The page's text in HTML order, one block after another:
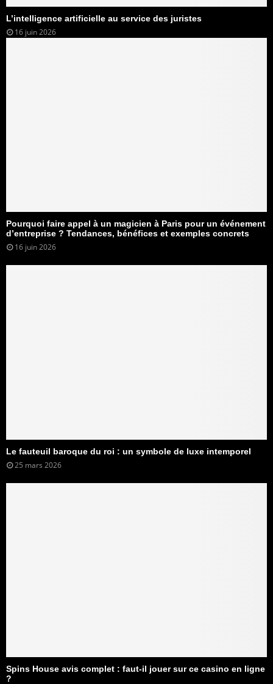
L’intelligence artificielle au service des juristes
16 juin 2026
Pourquoi faire appel à un magicien à Paris pour un événement
d’entreprise ? Tendances, bénéfices et exemples concrets
16 juin 2026
Le fauteuil baroque du roi : un symbole de luxe intemporel
25 mars 2026
Spins House avis complet : faut-il jouer sur ce casino en ligne
?